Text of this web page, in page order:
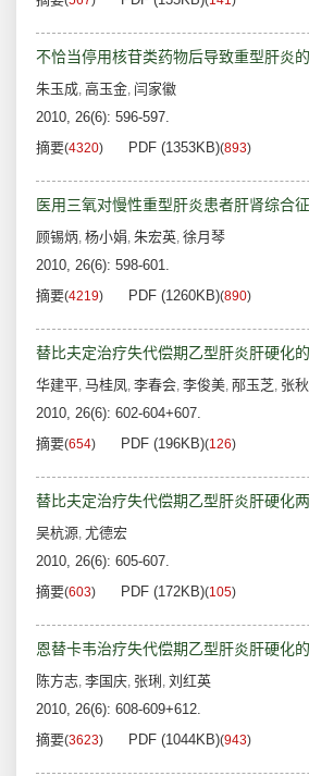
不恰当停用核苷类药物后导致重型肝炎
朱玉成, 高玉金, 闫家徽
2010, 26(6): 596-597.
摘要(4320) PDF (1353KB)(893)
医用三氧对慢性重型肝炎患者肝肾综合
顾锡炳, 杨小娟, 朱宏英, 徐月琴
2010, 26(6): 598-601.
摘要(4219) PDF (1260KB)(890)
替比夫定治疗失代偿期乙型肝炎肝硬化
华建平, 马桂凤, 李春会, 李俊美, 邴玉芝, 张
2010, 26(6): 602-604+607.
摘要(654) PDF (196KB)(126)
替比夫定治疗失代偿期乙型肝炎肝硬化
吴杭源, 尤德宏
2010, 26(6): 605-607.
摘要(603) PDF (172KB)(105)
恩替卡韦治疗失代偿期乙型肝炎肝硬化
陈方志, 李国庆, 张琍 , 刘红英
2010, 26(6): 608-609+612.
摘要(3623) PDF (1044KB)(943)